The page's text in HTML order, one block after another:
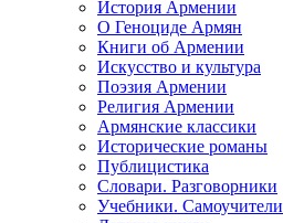
История Армении
О Геноциде Армян
Книги об Армении
Иcкусство и культура
Поэзия Армении
Религия Армении
Армянские классики
Исторические романы
Публицистика
Словари. Разговорники
Учебники. Самоучители